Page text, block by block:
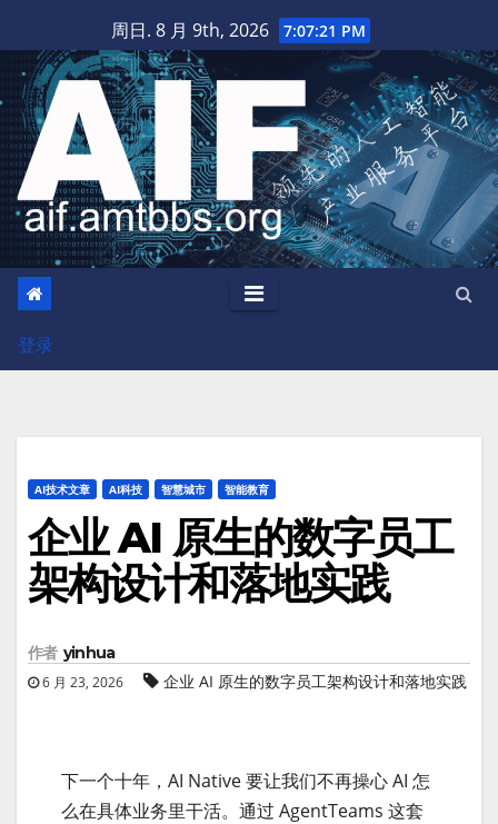
至
内
容
周日. 8 月 9th, 2026 7:07:23 PM
登录
AI技术文章 AI科技 智慧城市 智能教育
企业 AI 原生的数字员工
架构设计和落地实践
作者 yinhua
6 月 23, 2026 企业 AI 原生的数字员工架构设计和落地实践
下一个十年，AI Native 要让我们不再操心 AI 怎
么在具体业务里干活。通过 AgentTeams 这套